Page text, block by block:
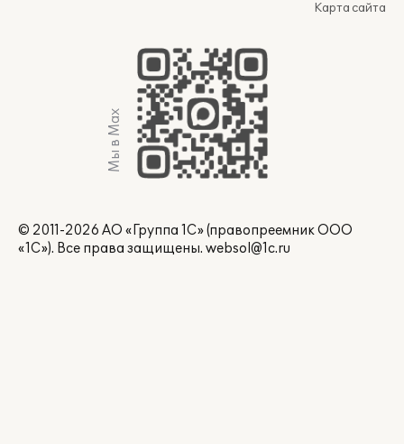
Карта сайта
Мы в Max
© 2011-2026 АО «Группа 1С» (правопреемник ООО
«1С»). Все права защищены. websol@1c.ru